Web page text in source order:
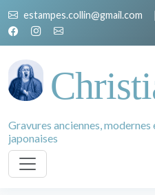
estampes.collin@gmail.com
Gravures anciennes,
japonaises